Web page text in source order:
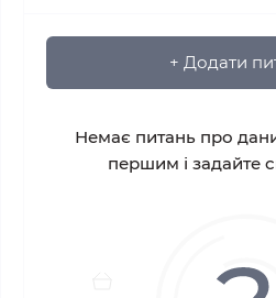
+ Додати
Немає питань про
першим і задайте